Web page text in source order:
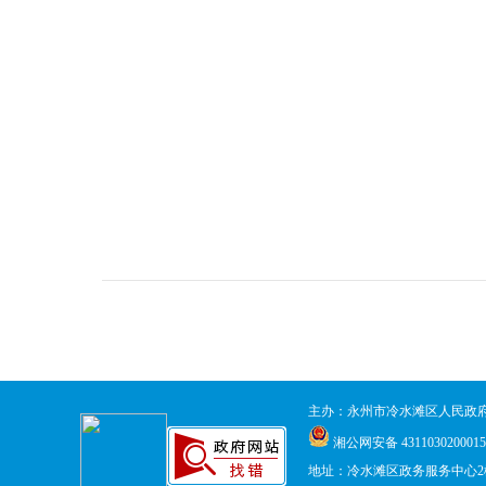
主办：永州市冷水滩区人民政
湘公网安备
地址：冷水滩区政务服务中心